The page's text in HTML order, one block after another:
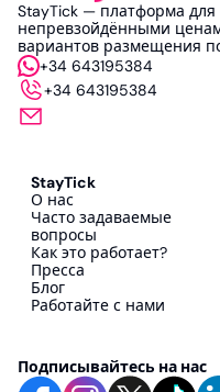
StayTick — платформа
непревзойдёнными
вариантов размещения
+34 643195384
+34 643195384
StayTick
О нас
Часто задаваемые
вопросы
Как это работает?
Пресса
Блог
Работайте с нами
Подписывайтесь на нас